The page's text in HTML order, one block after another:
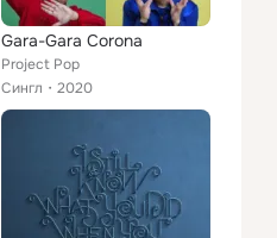
Gara-Gara Corona
Project Pop
Сингл
2020